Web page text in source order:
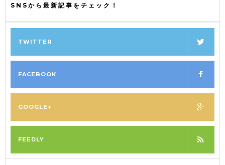
SNSから最新記事をチェック！
TWITTER
FACEBOOK
GOOGLE+
FEEDLY